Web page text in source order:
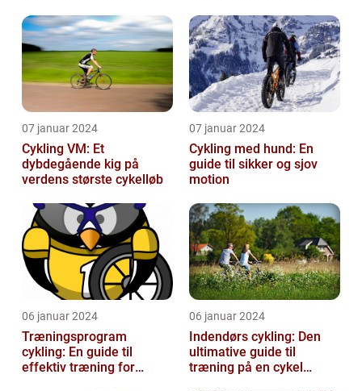
fritidsmotionister o...
07 januar 2024
Cykling VM: Et
dybdegående kig på
verdens største cykelløb
07 januar 2024
Cykling med hund: En
guide til sikker og sjov
motion
06 januar 2024
Træningsprogram
cykling: En guide til
effektiv træning for
06 januar 2024
Indendørs cykling: Den
ultimative guide til
træning på en cykel